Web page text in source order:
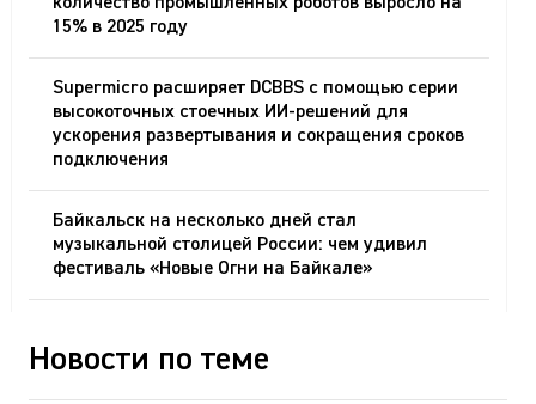
15% в 2025 году
Supermicro расширяет DCBBS с помощью серии
высокоточных стоечных ИИ-решений для
ускорения развертывания и сокращения сроков
подключения
Байкальск на несколько дней стал
музыкальной столицей России: чем удивил
фестиваль «Новые Огни на Байкале»
Новости по теме